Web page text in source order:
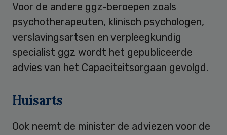
Voor de andere ggz-beroepen zoals
psychotherapeuten, klinisch psychologen,
verslavingsartsen en verpleegkundig
specialist ggz wordt het gepubliceerde
advies van het Capaciteitsorgaan gevolgd.
Huisarts
Ook neemt de minister de adviezen voor de